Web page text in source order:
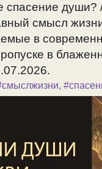
спасение души?
смысл
в
в
,